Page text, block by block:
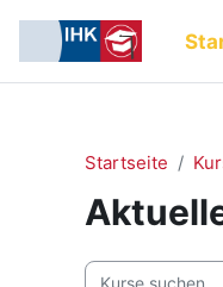
Startseite
Kurse suchen